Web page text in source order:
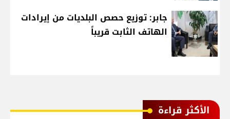
جابر: توزيع حصص البلديات من إيرادات
الهاتف الثابت قريباً
الأكثر قراءة